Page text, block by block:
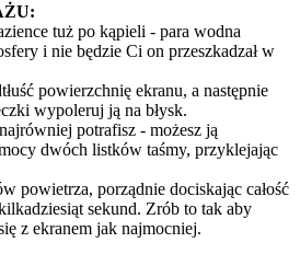
tuż po kąpieli - para wodna
i nie będzie Ci on przeszkadzał w
powierzchnię ekranu, a następnie
wypoleruj ją na błysk.
potrafisz - możesz ją
dwóch listków taśmy, przyklejając
powietrza, porządnie dociskając całość
sekund. Zrób to tak aby
z ekranem jak najmocniej.